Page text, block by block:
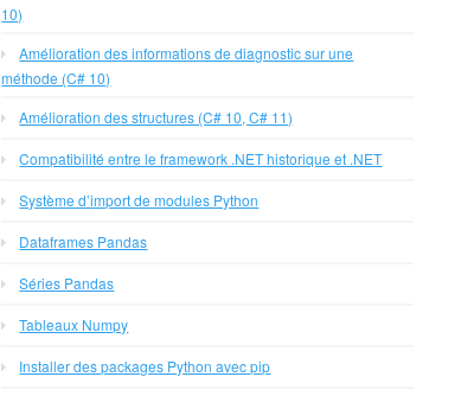
10)
Amélioration des informations de diagnostic sur une
méthode (C# 10)
Amélioration des structures (C# 10, C# 11)
Compatibilité entre le framework .NET historique et .NET
Système d’import de modules Python
Dataframes Pandas
Séries Pandas
Tableaux Numpy
Installer des packages Python avec pip